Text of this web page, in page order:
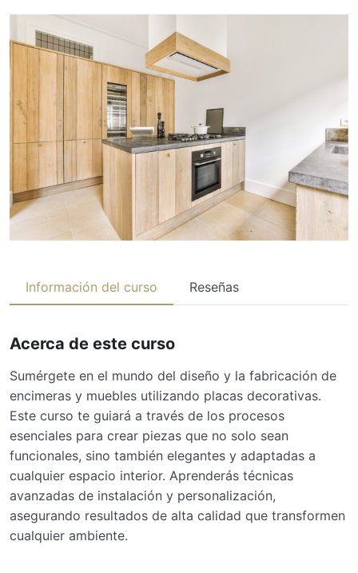
Información del curso Reseñas
Acerca de este curso
Sumérgete en el mundo del diseño y la fabricación de
encimeras y muebles utilizando placas decorativas.
Este curso te guiará a través de los procesos
esenciales para crear piezas que no solo sean
funcionales, sino también elegantes y adaptadas a
cualquier espacio interior. Aprenderás técnicas
avanzadas de instalación y personalización,
asegurando resultados de alta calidad que transformen
cualquier ambiente.